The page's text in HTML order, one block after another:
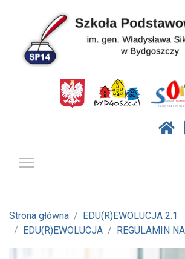
Strona główna
EDU(R)EWOLUCJA 2.1
EDU(R)EWOLUCJA
REGULAMIN